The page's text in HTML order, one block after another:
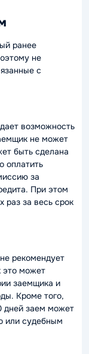
ранее
не
с
возможность
не может
быть сделана
оплатить
за
При этом
раз за весь срок
рекомендует
это может
заемщика и
Кроме того,
дней заем может
или судебным